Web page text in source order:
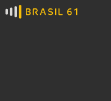
Ver todas as notícias